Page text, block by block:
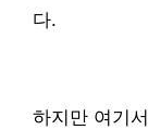
다.
하지만 여기